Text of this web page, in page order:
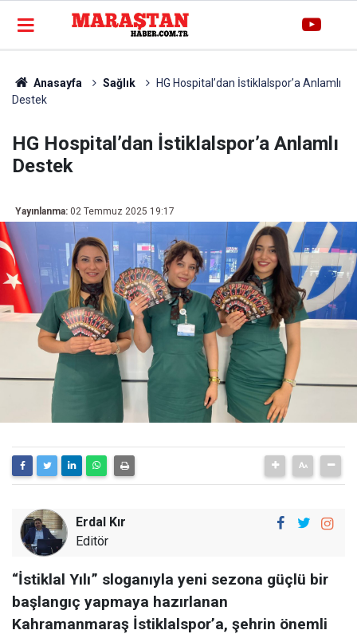
Anasayfa Sağlık
HG Hospital’dan İstiklalspor’a Anlamlı
Destek
HG Hospital’dan İstiklalspor’a Anlamlı
Destek
Yayınlanma: 02 Temmuz 2025 19:17
Erdal Kır
Editör
“İstiklal Yılı” sloganıyla yeni sezona güçlü bir
başlangıç yapmaya hazırlanan
Kahramanmaraş İstiklalspor’a, şehrin önemli